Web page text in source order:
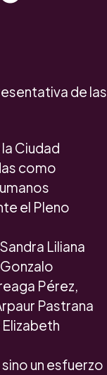
de las
Ciudad
como
el Pleno
Liliana
Pérez,
Pastrana
un esfuerzo